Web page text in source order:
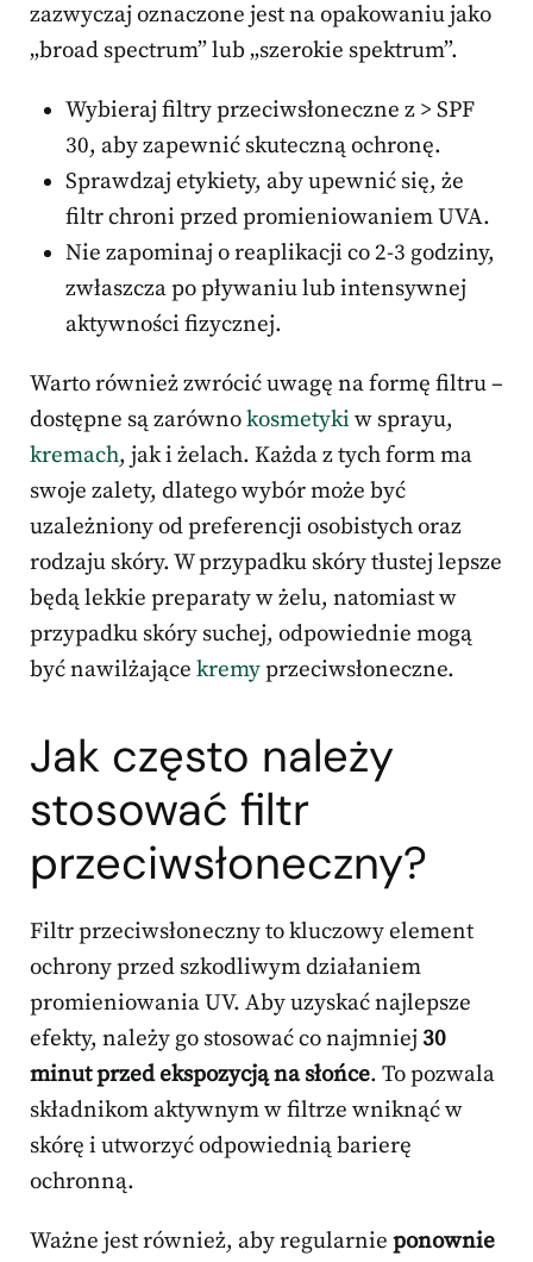
zazwyczaj oznaczone jest na opakowaniu jako
„broad spectrum” lub „szerokie spektrum”.
Wybieraj filtry przeciwsłoneczne z > SPF
30, aby zapewnić skuteczną ochronę.
Sprawdzaj etykiety, aby upewnić się, że
filtr chroni przed promieniowaniem UVA.
Nie zapominaj o reaplikacji co 2-3 godziny,
zwłaszcza po pływaniu lub intensywnej
aktywności fizycznej.
Warto również zwrócić uwagę na formę filtru –
dostępne są zarównokosmetyki w sprayu,
kremach, jak i żelach. Każda z tych form ma
swoje zalety, dlatego wybór może być
uzależniony od preferencji osobistych oraz
rodzaju skóry. W przypadku skóry tłustej lepsze
będą lekkie preparaty w żelu, natomiast w
przypadku skóry suchej, odpowiednie mogą
być nawilżające kremyprzeciwsłoneczne.
Jak często należy
stosować filtr
przeciwsłoneczny?
Filtr przeciwsłoneczny to kluczowy element
ochrony przed szkodliwym działaniem
promieniowania UV. Aby uzyskać najlepsze
efekty, należy go stosować co najmniej 30
minut przed ekspozycją na słońce. To pozwala
składnikom aktywnym w filtrze wniknąć w
skórę i utworzyć odpowiednią barierę
ochronną.
Ważne jest również, aby regularnie ponownie